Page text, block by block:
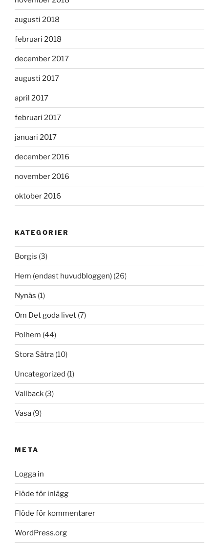
augusti 2018
februari 2018
december 2017
augusti 2017
april 2017
februari 2017
januari 2017
december 2016
november 2016
oktober 2016
KATEGORIER
Borgis (3)
Hem (endast huvudbloggen) (26)
Nynäs (1)
Om Det goda livet (7)
Polhem (44)
Stora Sätra (10)
Uncategorized (1)
Vallback (3)
Vasa (9)
META
Logga in
Flöde för inlägg
Flöde för kommentarer
WordPress.org